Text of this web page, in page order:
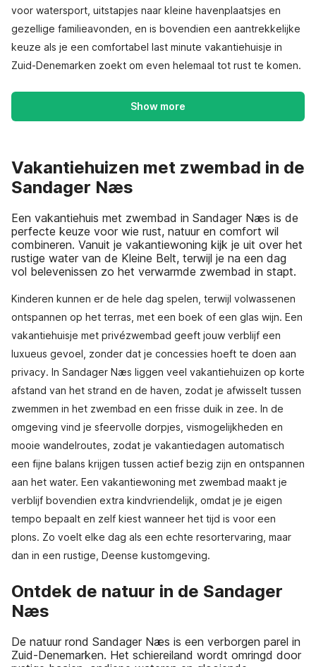
voor watersport, uitstapjes naar kleine havenplaatsjes en
gezellige familieavonden, en is bovendien een aantrekkelijke
keuze als je een comfortabel last minute vakantiehuisje in
Zuid-Denemarken zoekt om even helemaal tot rust te komen.
Show more
Vakantiehuizen met zwembad in de
Sandager Næs
Een vakantiehuis met zwembad in Sandager Næs is de
perfecte keuze voor wie rust, natuur en comfort wil
combineren. Vanuit je vakantiewoning kijk je uit over het
rustige water van de Kleine Belt, terwijl je na een dag
vol belevenissen zo het verwarmde zwembad in stapt.
Kinderen kunnen er de hele dag spelen, terwijl volwassenen
ontspannen op het terras, met een boek of een glas wijn. Een
vakantiehuisje met privézwembad geeft jouw verblijf een
luxueus gevoel, zonder dat je concessies hoeft te doen aan
privacy. In Sandager Næs liggen veel vakantiehuizen op korte
afstand van het strand en de haven, zodat je afwisselt tussen
zwemmen in het zwembad en een frisse duik in zee. In de
omgeving vind je sfeervolle dorpjes, vismogelijkheden en
mooie wandelroutes, zodat je vakantiedagen automatisch
een fijne balans krijgen tussen actief bezig zijn en ontspannen
aan het water. Een vakantiewoning met zwembad maakt je
verblijf bovendien extra kindvriendelijk, omdat je je eigen
tempo bepaalt en zelf kiest wanneer het tijd is voor een
plons. Zo voelt elke dag als een echte resortervaring, maar
dan in een rustige, Deense kustomgeving.
Ontdek de natuur in de Sandager
Næs
De natuur rond Sandager Næs is een verborgen parel in
Zuid-Denemarken. Het schiereiland wordt omringd door